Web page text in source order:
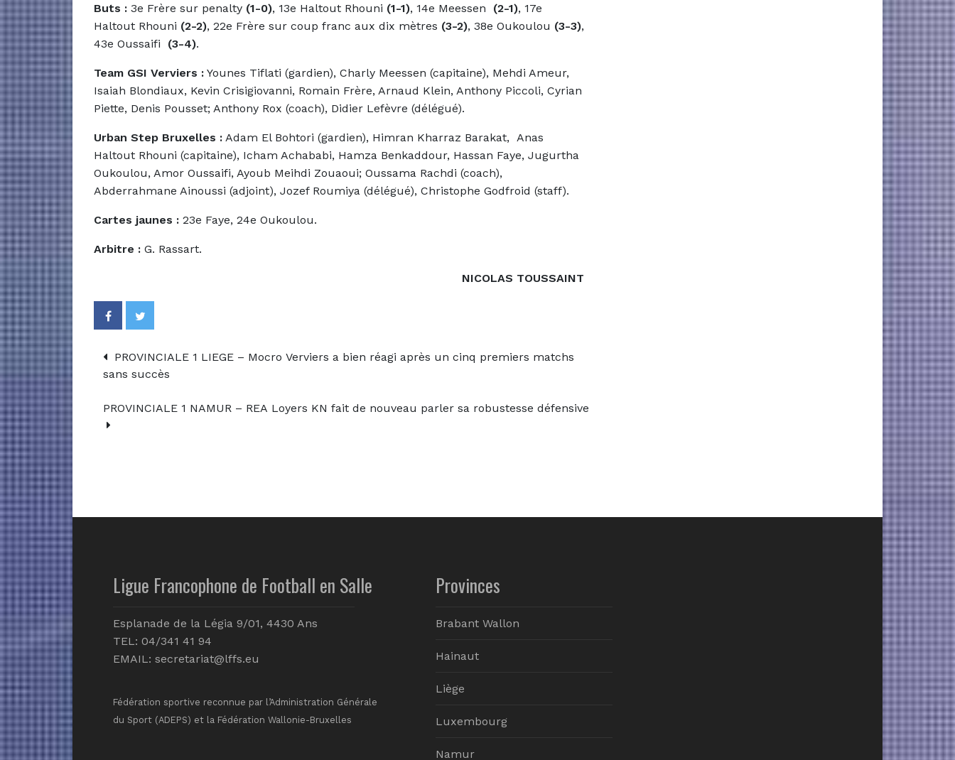
Buts : 3e Frère sur penalty (1-0), 13e Haltout Rhouni (1-1), 14e Meessen (2-1), 17e
Haltout Rhouni (2-2), 22e Frère sur coup franc aux dix mètres (3-2), 38e Oukoulou (3-3),
43e Oussaifi (3-4).
Team GSI Verviers : Younes Tiflati (gardien), Charly Meessen (capitaine), Mehdi Ameur,
Isaiah Blondiaux, Kevin Crisigiovanni, Romain Frère, Arnaud Klein, Anthony Piccoli, Cyrian
Piette, Denis Pousset; Anthony Rox (coach), Didier Lefèvre (délégué).
Urban Step Bruxelles : Adam El Bohtori (gardien), Himran Kharraz Barakat, Anas
Haltout Rhouni (capitaine), Icham Achababi, Hamza Benkaddour, Hassan Faye, Jugurtha
Oukoulou, Amor Oussaifi, Ayoub Meihdi Zouaoui; Oussama Rachdi (coach),
Abderrahmane Ainoussi (adjoint), Jozef Roumiya (délégué), Christophe Godfroid (staff).
Cartes jaunes : 23e Faye, 24e Oukoulou.
Arbitre : G. Rassart.
NICOLAS TOUSSAINT
PROVINCIALE 1 LIEGE – Mocro Verviers a bien réagi après un cinq premiers matchs
sans succès
PROVINCIALE 1 NAMUR – REA Loyers KN fait de nouveau parler sa robustesse défensive
Ligue Francophone de Football en Salle
Esplanade de la Légia 9/01, 4430 Ans
TEL: 04/341 41 94
EMAIL: secretariat@lffs.eu
Fédération sportive reconnue par l’Administration Générale
du Sport (ADEPS) et la Fédération Wallonie-Bruxelles
Provinces
Brabant Wallon
Hainaut
Liège
Luxembourg
Namur